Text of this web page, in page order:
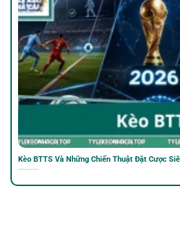
Kèo BTTS Và Những Chiến Thuật Đặt Cược